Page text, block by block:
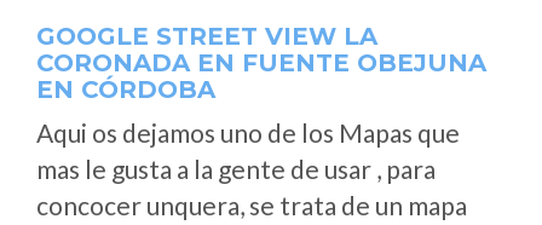
GOOGLE STREET VIEW LA
CORONADA EN FUENTE OBEJUNA
EN CÓRDOBA
Aqui os dejamos uno de los Mapas que
mas le gusta a la gente de usar , para
concocer unquera, se trata de un mapa